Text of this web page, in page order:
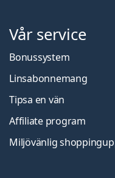
Vår service
Bonussystem
Linsabonnemang
Tipsa en vän
Affiliate program
Miljövänlig